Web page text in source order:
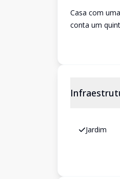
Casa com
conta um
Jardim